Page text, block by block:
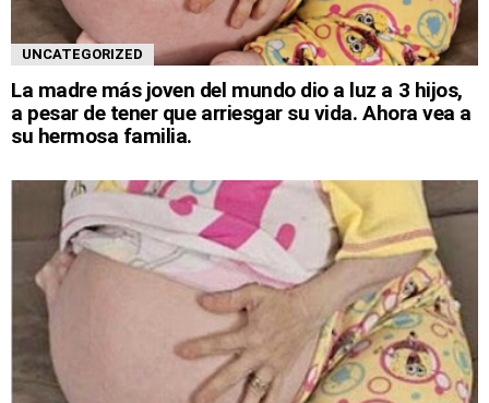
UNCATEGORIZED
La madre más joven del mundo dio a luz a 3 hijos,
a pesar de tener que arriesgar su vida. Ahora vea a
su hermosa familia.